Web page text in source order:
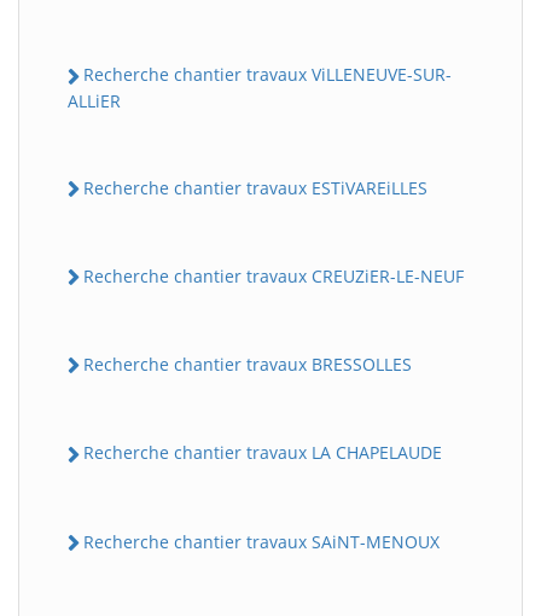
Recherche chantier travaux ViLLENEUVE-SUR-
ALLiER
Recherche chantier travaux ESTiVAREiLLES
Recherche chantier travaux CREUZiER-LE-NEUF
Recherche chantier travaux BRESSOLLES
Recherche chantier travaux LA CHAPELAUDE
Recherche chantier travaux SAiNT-MENOUX